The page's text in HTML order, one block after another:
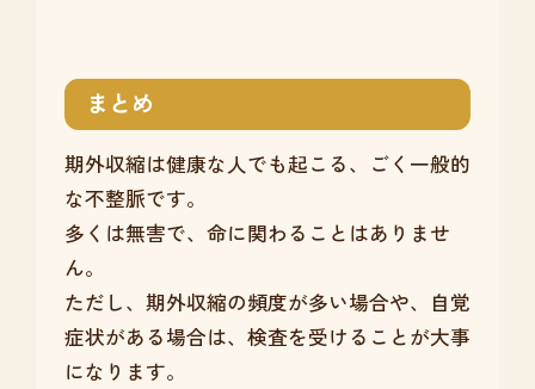
まとめ
期外収縮は健康な人でも起こる、ごく一般的
な不整脈です。
多くは無害で、命に関わることはありませ
ん。
ただし、期外収縮の頻度が多い場合や、自覚
症状がある場合は、検査を受けることが大事
になります。